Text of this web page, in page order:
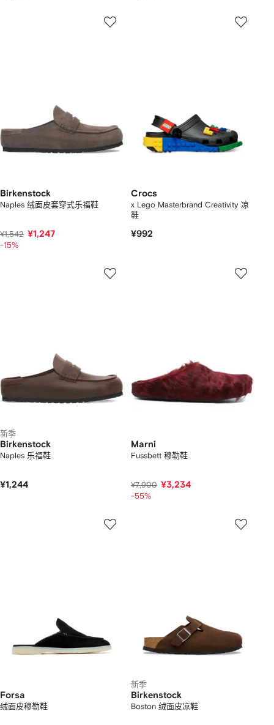
Birkenstock
Naples 绒面皮套穿式乐福鞋
¥1,542 ¥1,247
-15%
Crocs
x Lego Masterbrand Creativity 凉
鞋
¥992
新季
Birkenstock
Naples 乐福鞋
¥1,244
Marni
Fussbett 穆勒鞋
¥7,900 ¥3,234
-55%
Forsa
绒面皮穆勒鞋
新季
Birkenstock
Boston 绒面皮凉鞋